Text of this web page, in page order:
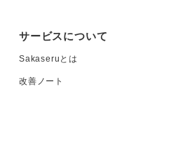
サービスについて
Sakaseruとは
改善ノート